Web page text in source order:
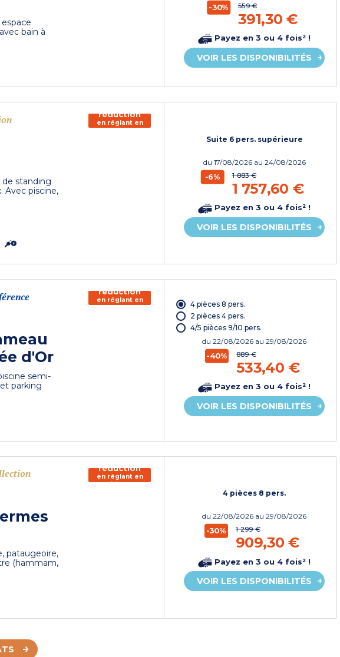
bain à
-30% 559 €
391,30 €
Payez en 3 ou 4 fois² !
VOIR LES DISPONIBILITÉS
de standing
Avec piscine,
150€ de
réduction
en réglant en
chèque
Suite 6 pers. supérieure
du 17/08/2026 au 24/08/2026
-6% 1 883 €
1 757,60 €
Payez en 3 ou 4 fois² !
VOIR LES DISPONIBILITÉS
d'Or
semi-
parking
150€ de
réduction
en réglant en
chèque
4 pièces 8 pers.
2 pièces 4 pers.
4/5 pièces 9/10 pers.
du22/08/2026 au 29/08/2026
-40% 889 €
533,40 €
Payez en 3 ou 4 fois² !
VOIR LES DISPONIBILITÉS
pataugeoire,
(hammam,
150€ de
réduction
en réglant en
chèque
4 pièces 8 pers.
du22/08/2026 au 29/08/2026
-30% 1 299 €
909,30 €
Payez en 3 ou 4 fois² !
VOIR LES DISPONIBILITÉS